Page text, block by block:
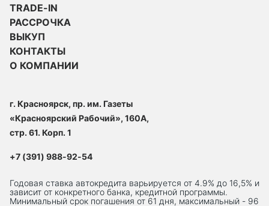
TRADE-IN
РАССРОЧКА
ВЫКУП
КОНТАКТЫ
О КОМПАНИИ
г. Красноярск, пр. им. Газеты
«Красноярский Рабочий», 160А,
стр. 61. Корп. 1
+7 (391) 988-92-54
Годовая ставка автокредита варьируется от 4.9% до 16,5% и
зависит от конкретного банка, кредитной программы.
Минимальный срок погашения от 61 дня, максимальный - 96